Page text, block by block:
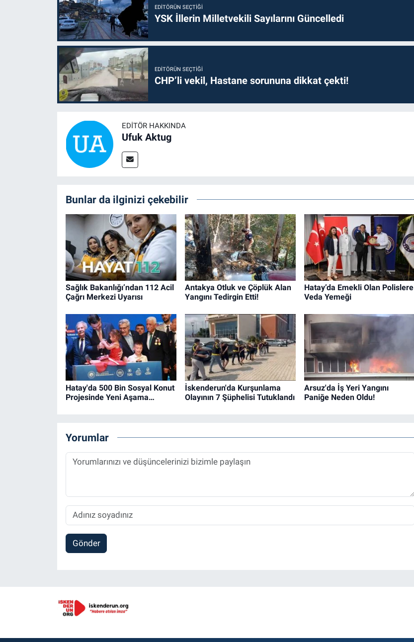
EDITÖRÜN SEÇTIĞI
YSK İllerin Milletvekili Sayılarını Güncelledi
EDITÖRÜN SEÇTIĞI
CHP’li vekil, Hastane sorununa dikkat çekti!
EDITÖR HAKKINDA
Ufuk Aktug
Bunlar da ilginizi çekebilir
Sağlık Bakanlığı’ndan 112 Acil
Çağrı Merkezi Uyarısı
Antakya Otluk ve Çöplük Alan
Yangını Tedirgin Etti!
Hatay’da Emekli Olan Polislere
Veda Yemeği
Hatay'da 500 Bin Sosyal Konut
Projesinde Yeni Aşama…
İskenderun'da Kurşunlama
Olayının 7 Şüphelisi Tutuklandı
Arsuz'da İş Yeri Yangını
Paniğe Neden Oldu!
Yorumlar
Gönder